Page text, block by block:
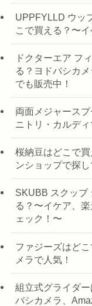
UPPFYLLD ウッ
こで買える？〜
ドクターエア フ
る？ヨドバシカ
でも販売中！
両面メジャース
ニトリ・カルデ
桜納豆はどこで
ンショップで探し
SKUBB スクッブ
る？〜イケア、
ェック！〜
ファジーズはど
メラで人気！
組立式グライダ
バシカメラ、